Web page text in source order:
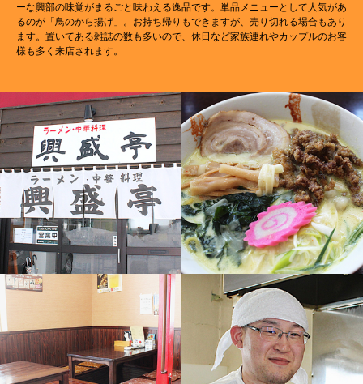
ーな興部の味覚がまるごと味わえる逸品です。単品メニューとして人気があ
るのが「鳥のから揚げ」。お持ち帰りもできますが、売り切れる場合もあり
ます。置いてある雑誌の数も多いので、休日など家族連れやカップルのお客
様も多く来店されます。